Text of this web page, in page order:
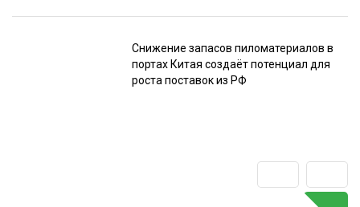
Снижение запасов пиломатериалов в
портах Китая создаёт потенциал для
роста поставок из РФ